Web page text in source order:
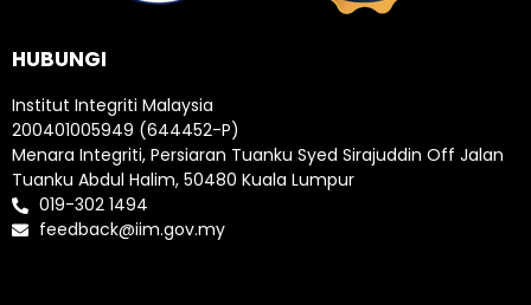
HUBUNGI
Institut Integriti Malaysia
200401005949 (644452-P)
Menara Integriti, Persiaran Tuanku Syed Sirajuddin Off Jalan
Tuanku Abdul Halim, 50480 Kuala Lumpur
019-302 1494
feedback@iim.gov.my